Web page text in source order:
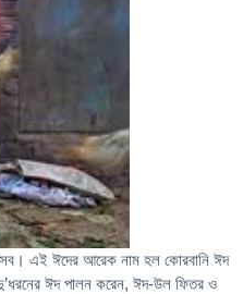
এই ঈদের আরেক নাম হল কোরবানি ঈদ
ঈদ পালন করেন, ঈদ-উল ফিতর ও